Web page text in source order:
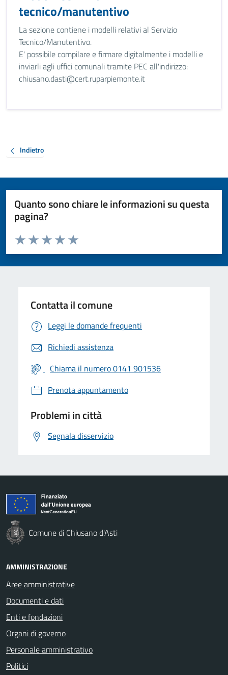
tecnico/manutentivo
La sezione contiene i modelli relativi al Servizio
Tecnico/Manutentivo.
E' possibile compilare e firmare digitalmente i modelli e
inviarli agli uffici comunali tramite PEC all'indirizzo:
chiusano.dasti@cert.ruparpiemonte.it
Indietro
Quanto sono chiare le informazioni su questa
pagina?
Valuta da 1 a 5 stelle la pagina
Valuta 5 stelle su 5
Valuta 4 stelle su 5
Valuta 3 stelle su 5
Valuta 2 stelle su 5
Valuta 1 stelle su 5
Contatta il comune
Leggi le domande frequenti
Richiedi assistenza
Chiama il numero 0141 901536
Prenota appuntamento
Problemi in città
Segnala disservizio
Comune di Chiusano d'Asti
AMMINISTRAZIONE
Aree amministrative
Documenti e dati
Enti e fondazioni
Organi di governo
Personale amministrativo
Politici